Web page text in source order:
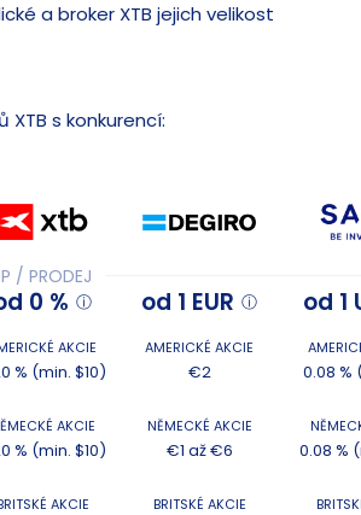
a broker XTB jejich velikost
s konkurencí:
/ PRODEJ
0 % od 1 EUR od 1
AKCIE
% (min. $10)
AKCIE
% (min. $10)
AKCIE
AMERICKÉ AKCIE
€2
NĚMECKÉ AKCIE
€1 až €6
BRITSKÉ AKCIE
0.08 %
0.08 %